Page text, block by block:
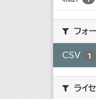
フォ
CSV 1
ライ